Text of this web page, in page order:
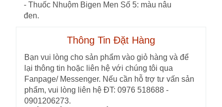
- Thuốc Nhuộm Bigen Men Số 5: màu nâu
đen.
Thông Tin Đặt Hàng
Bạn vui lòng cho sản phẩm vào giỏ hàng và để
lại thông tin hoặc liên hệ với chúng tôi qua
Fanpage/ Messenger. Nếu cần hỗ trợ tư vấn sản
phẩm, vui lòng liên hệ ĐT: 0976 518688 -
0901206273.